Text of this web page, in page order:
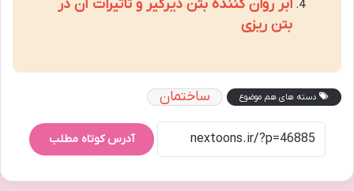
ابر روان کننده بتن دیرگیر و تاثیرات آن در
بتن ریزی
دسته های هم موضوع ساختمان
آدرس کوتاه مطلب